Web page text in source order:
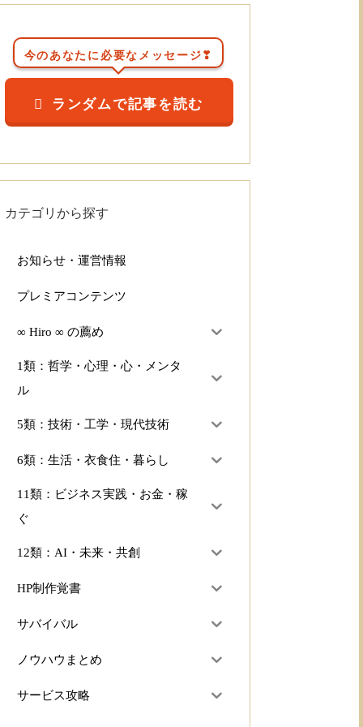
今のあなたに必要なメッセージ❣
ランダムで記事を読む
カテゴリから探す
お知らせ・運営情報
プレミアコンテンツ
∞ Hiro ∞ の薦め
1類：哲学・心理・心・メンタ
ル
5類：技術・工学・現代技術
6類：生活・衣食住・暮らし
11類：ビジネス実践・お金・稼
ぐ
12類：AI・未来・共創
HP制作覚書
サバイバル
ノウハウまとめ
サービス攻略